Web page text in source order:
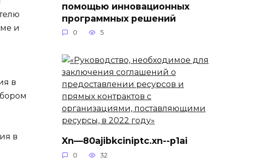
и
в
в
помощью инновационных
программных решений
0 5
Xn—80ajibkciniptc.xn--p1ai
0 32